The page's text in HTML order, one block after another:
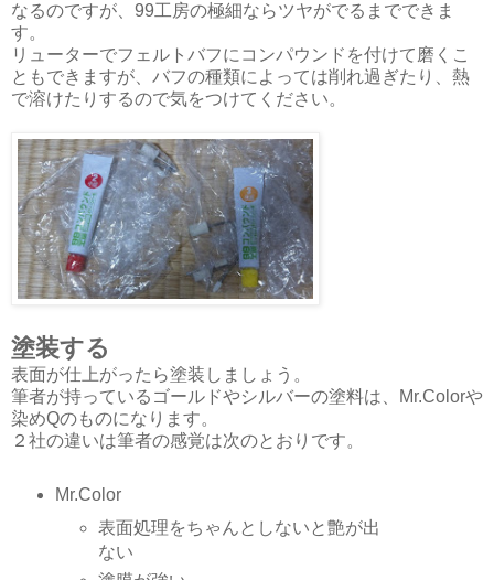
なるのですが、99工房の極細ならツヤがでるまでできま
す。
リューターでフェルトバフにコンパウンドを付けて磨くこ
ともできますが、バフの種類によっては削れ過ぎたり、熱
で溶けたりするので気をつけてください。
塗装する
表面が仕上がったら塗装しましょう。
筆者が持っているゴールドやシルバーの塗料は、Mr.Colorや
染めQのものになります。
２社の違いは筆者の感覚は次のとおりです。
Mr.Color
表面処理をちゃんとしないと艶が出
ない